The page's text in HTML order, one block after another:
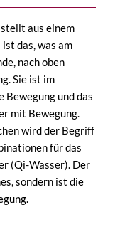
aus einem
das, was am
nach oben
Sie ist im
Bewegung und das
mit Bewegung.
wird der Begriff
für das
(Qi-Wasser). Der
sondern ist die